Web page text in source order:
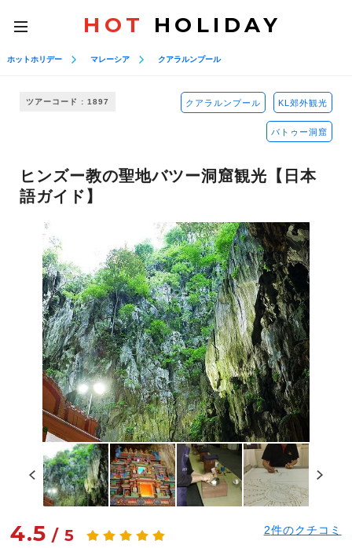
toggle
navigation
HOT HOLIDAY
ホットホリデー マレーシア クアラルンプール
ツアーコード : 1897 クアラルンプール KL郊外観光
バトゥー洞窟
ヒンズー教の聖地バツー洞窟観光【日本
語ガイド】
4.5 /5 2件のクチコミ